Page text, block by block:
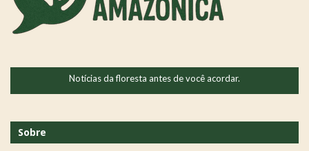
Notícias da floresta antes de você acordar.
Sobre